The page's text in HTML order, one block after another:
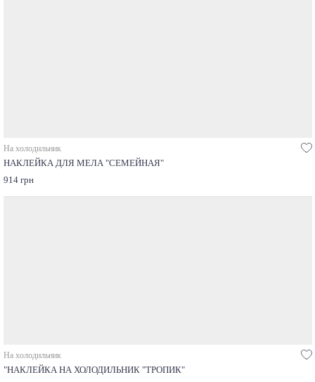
На холодильник
НАКЛЕЙКА ДЛЯ МЕЛА "СЕМЕЙНАЯ"
914 грн
На холодильник
"НАКЛЕЙКА НА ХОЛОДИЛЬНИК "ТРОПИК"